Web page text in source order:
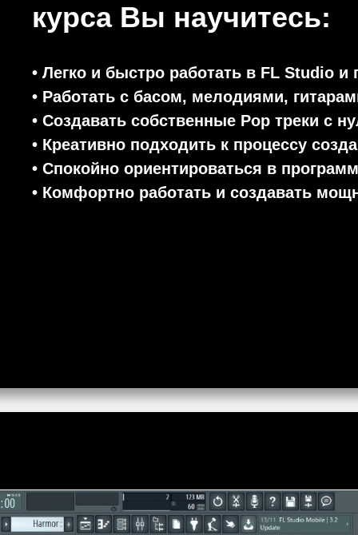
• Легко и быстро работать в FL Studio и
• Работать с басом, мелодиями,
• Создавать собственные Pop треки с
• Креативно подходить к процессу
• Спокойно ориентироваться в
• Комфортно работать и создавать
курса Вы научитесь: